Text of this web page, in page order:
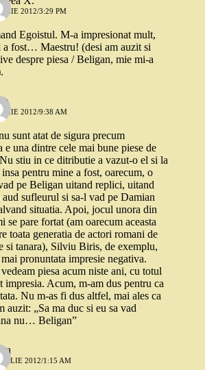
2012/3:29 PM
Egoistul. M-a impresionat mult,
a fost… Maestru! (desi am auzit si
despre piesa / Beligan, mie mi-a
2012/9:38 AM
sunt atat de sigura precum
e una dintre cele mai bune piese de
stiu in ce ditributie a vazut-o el si la
pentru mine a fost, oarecum, o
pe Beligan uitand replici, uitand
aud sufleurul si sa-l vad pe Damian
situatia. Apoi, jocul unora din
se pare fortat (am oarecum aceasta
toata generatia de actori romani de
si tanara), Silviu Biris, de exemplu,
pronuntata impresie negativa.
piesa acum niste ani, cu totul
impresia. Acum, m-am dus pentru ca
Nu m-as fi dus altfel, mai ales ca
auzit: „Sa ma duc si eu sa vad
nu… Beligan”
2012/1:15 AM